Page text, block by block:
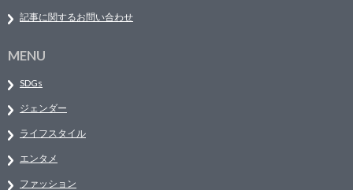
記事に関するお問い合わせ
MENU
SDGs
ジェンダー
ライフスタイル
エンタメ
ファッション